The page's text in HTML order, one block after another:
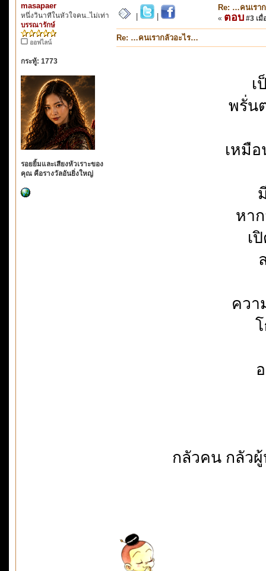
masapaer
หนึ่งวินาทีในหัวใจคน..ไม่เท่า
บรรณารักษ์
ออฟไลน์
กระทู้: 1773
รอยยิ้มและเสียงหัวเราะของ
คุณ คือรางวัลอันยิ่งใหญ่
Re: …คนเรา
« ตอบ #3 เมื่
Re: …คนเรากลัวอะไร…
เ
พรั่น
เหมื
หา
เ
ควา
กลัวคน กลัว